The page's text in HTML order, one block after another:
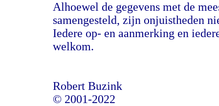
Alhoewel de gegevens met de
samengesteld, zijn onjuistheden
Iedere op- en aanmerking en
welkom.
Robert Buzink
© 2001-2022